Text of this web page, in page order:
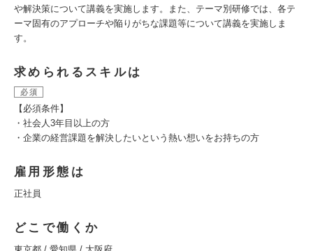
や解決策について講義を実施します。また、テーマ別研修では、各テ
ーマ固有のアプローチや陥りがちな課題等について講義を実施しま
す。
求められるスキルは
必須
【必須条件】
・社会人3年目以上の方
・企業の経営課題を解決したいという熱い想いをお持ちの方
雇用形態は
正社員
どこで働くか